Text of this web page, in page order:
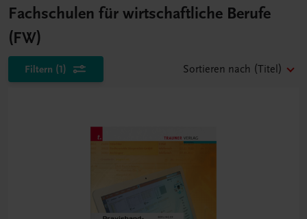
Fachschulen für wirtschaftliche Berufe
(FW)
Filtern (1) Sortieren nach (Titel)